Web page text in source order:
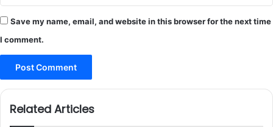
Save my name, email, and website in this browser for the next time
I comment.
Related Articles